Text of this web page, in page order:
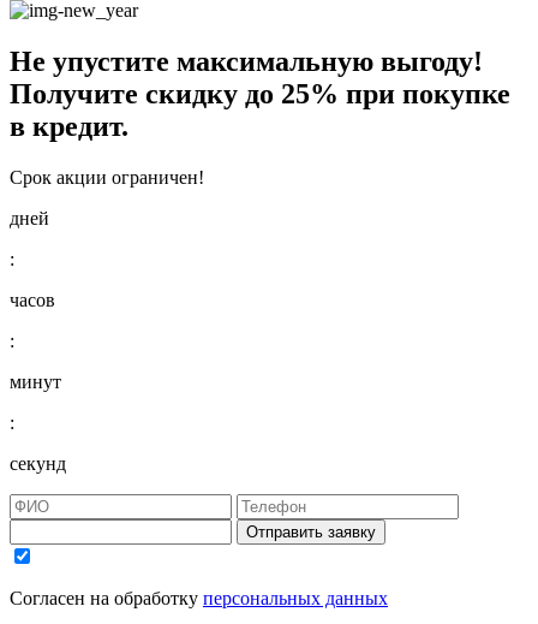
Не упустите максимальную выгоду!
Получите скидку до 25% при покупке
в кредит.
Срок акции ограничен!
дней
:
часов
:
минут
:
секунд
Отправить заявку
Согласен на обработку персональных данных